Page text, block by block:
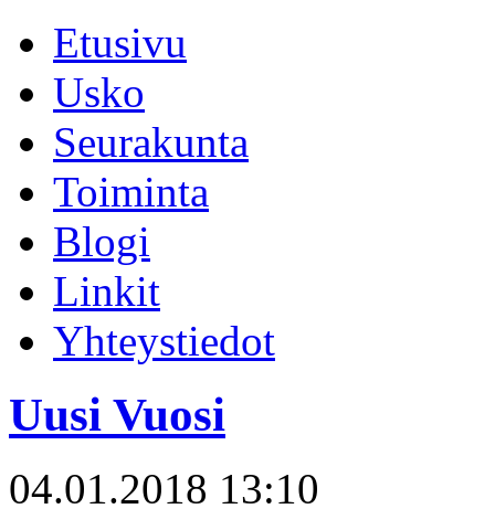
Etusivu
Usko
Seurakunta
Toiminta
Blogi
Linkit
Yhteystiedot
Uusi Vuosi
04.01.2018 13:10